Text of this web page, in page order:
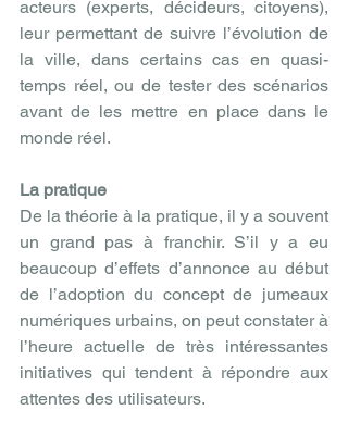
acteurs (experts, décideurs, citoyens),
leur permettant de suivre l’évolution de
la ville, dans certains cas en quasi-
temps réel, ou de tester des scénarios
avant de les mettre en place dans le
monde réel.
La pratique
De la théorie à la pratique, il y a souvent
un grand pas à franchir. S’il y a eu
beaucoup d’effets d’annonce au début
de l’adoption du concept de jumeaux
numériques urbains, on peut constater à
l’heure actuelle de très intéressantes
initiatives qui tendent à répondre aux
attentes des utilisateurs.